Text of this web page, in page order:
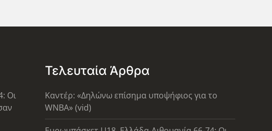
Οι
Τελευταία Άρθρα
Καντέρ: «Δηλώνω επίσημα υποψήφιος για το
WNBA» (vid)